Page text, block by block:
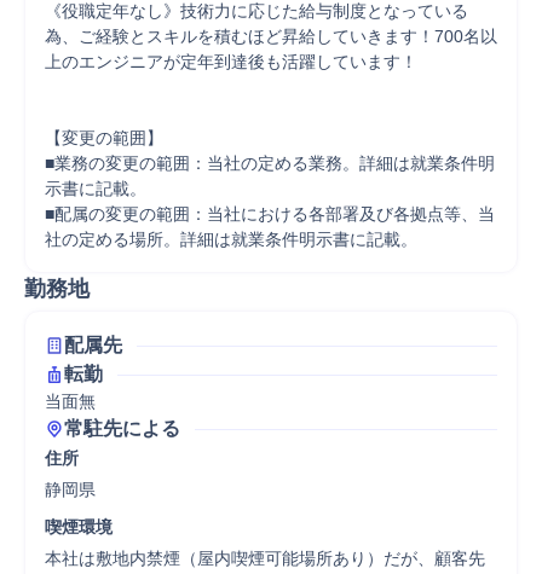
《役職定年なし》技術力に応じた給与制度となっている
為、ご経験とスキルを積むほど昇給していきます！700名以
上のエンジニアが定年到達後も活躍しています！
【変更の範囲】
■業務の変更の範囲：当社の定める業務。詳細は就業条件明
示書に記載。
■配属の変更の範囲：当社における各部署及び各拠点等、当
社の定める場所。詳細は就業条件明示書に記載。
勤務地
配属先
転勤
当面無
常駐先による
住所
静岡県
喫煙環境
本社は敷地内禁煙（屋内喫煙可能場所あり）だが、顧客先